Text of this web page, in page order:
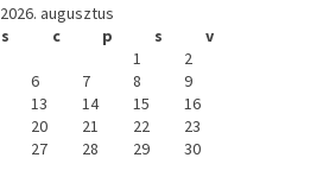
2026. augusztus
s c p s
v
1
2
6 7 8
9
13 14 15
16
20 21 22
23
27 28 29
30